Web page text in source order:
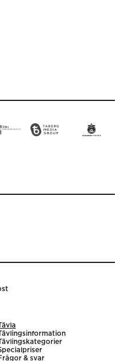
Tävla
Tävlingsinformation
Tävlingskategorier
& svar